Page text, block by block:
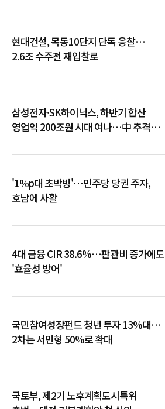
현대건설, 목동10단지 단독 응찰…
2.6조 수주전 재입찰로
삼성전자·SK하이닉스, 하반기 합산
영업익 200조원 시대 여나…中 추격은
'1%p대 초박빙'…민주당 당권 주자,
호남에 사활
4대 금융 CIR 38.6%…판관비 증가에도
'효율성 방어'
국민참여성장펀드 청년 투자 13%대…
2차는 서민형 50%로 확대
국토부, 제2기 노후계획도시특위